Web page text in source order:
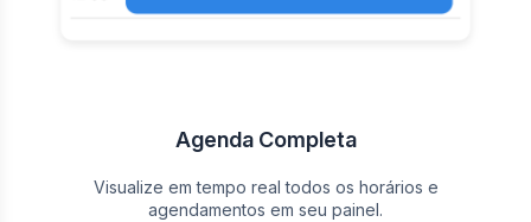
Agenda Completa
Visualize em tempo real todos os horários e
agendamentos em seu painel.